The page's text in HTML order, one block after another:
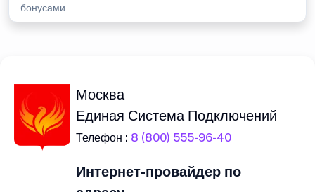
бонусами
Москва
Единая Система Подключений
Телефон : 8 (800) 555-96-40
Интернет-провайдер по